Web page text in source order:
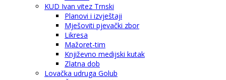
KUD Ivan vitez Trnski
Planovi i izvještaji
Mješoviti pjevački zbor
Likresa
Mažoret-tim
Književno medijski kutak
Zlatna dob
Lovačka udruga Golub